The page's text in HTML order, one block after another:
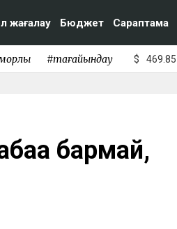
жағалау Бюджет Сараптама
#тағайындау $ 469.85
бармай,